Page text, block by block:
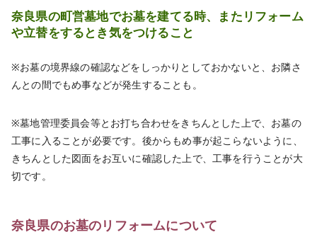
奈良県の町営墓地でお墓を建てる時、またリフォーム
や立替をするとき気をつけること
※お墓の境界線の確認などをしっかりとしておかないと、お隣さ
んとの間でもめ事などが発生することも。
※墓地管理委員会等とお打ち合わせをきちんとした上で、お墓の
工事に入ることが必要です。後からもめ事が起こらないように、
きちんとした図面をお互いに確認した上で、工事を行うことが大
切です。
奈良県のお墓のリフォームについて